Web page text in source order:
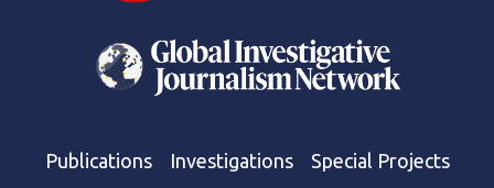
Publications Investigations Special Projects